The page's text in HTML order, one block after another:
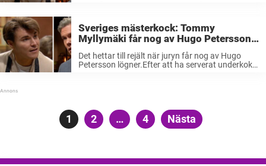
Sveriges mästerkock: Tommy
Myllymäki får nog av Hugo Peterssons
Det hettar till rejält när juryn får nog av Hugo
Petersson lögner.Efter att ha serverat underkokt
Sidnumrering
Sida
1 Sida
2 … Sida
4 Nästa